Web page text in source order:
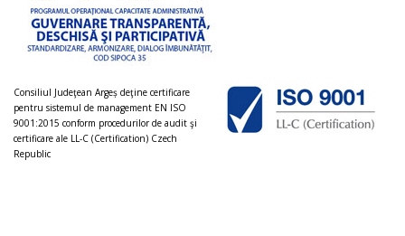
Consiliul Judeţean Argeș deţine certificare
pentru sistemul de management EN ISO
9001:2015 conform procedurilor de audit şi
certificare ale LL-C (Certification) Czech
Republic